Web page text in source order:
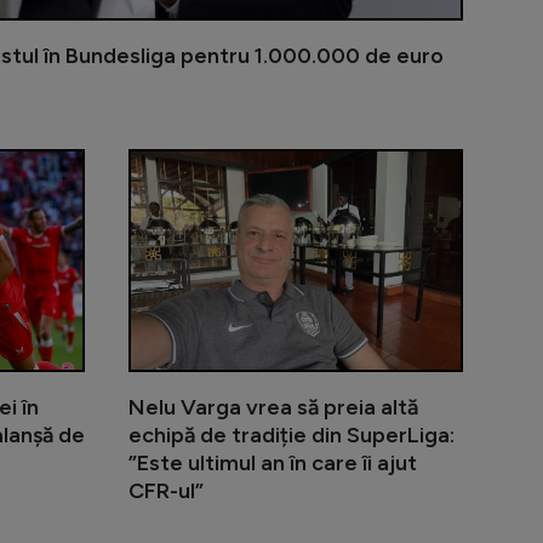
în Bundesliga pentru 1.000.000 de euro
a avut un parcurs dezastruos la Cupa Mondială
Nu Edi Iordănescu! Nelu Varga a ofertat un alt
în
de
Nelu Varga vrea să preia altă
echipă de tradiție din SuperLiga:
”Este ultimul an în care îi ajut
CFR-ul”